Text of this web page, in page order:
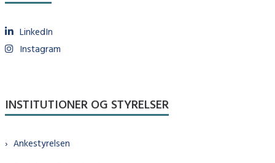
LinkedIn
Instagram
INSTITUTIONER OG STYRELSER
Ankestyrelsen